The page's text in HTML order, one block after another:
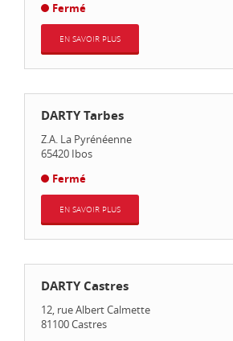
Fermé
EN SAVOIR PLUS
DARTY Tarbes
Z.A. La Pyrénéenne
65420 Ibos
Fermé
EN SAVOIR PLUS
DARTY Castres
12, rue Albert Calmette
81100Castres